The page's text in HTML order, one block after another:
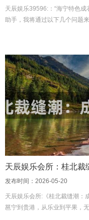
天辰娱乐39596:：“海宁特色成
助手，我将通过以下几个问题
天辰娱乐会所：桂北裁
发布时间：2026-05-20
天辰娱乐会所:《桂北裁缝潮：
邕宁到贵港，从乐业到平果，